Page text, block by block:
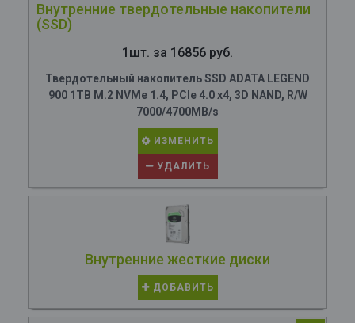
Внутренние твердотельные накопители
(SSD)
1шт. за 16856 руб.
Твердотельный накопитель SSD ADATA LEGEND
900 1TB M.2 NVMe 1.4, PCIe 4.0 x4, 3D NAND, R/W
7000/4700MB/s
ИЗМЕНИТЬ
УДАЛИТЬ
Внутренние жесткие диски
ДОБАВИТЬ